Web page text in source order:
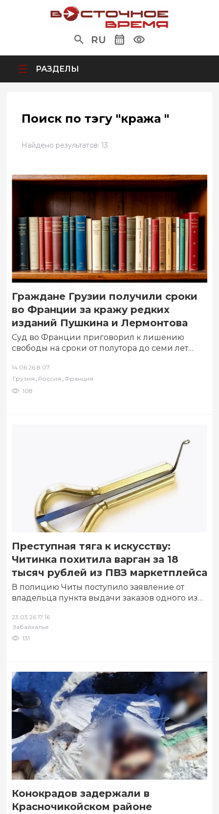
RU
РАЗДЕЛЫ
Поиск по тэгу "кража "
Найдено результатов: 13
Граждане Грузии получили сроки
во Франции за кражу редких
изданий Пушкина и Лермонтова
Суд во Франции приговорил к лишению
свободы на сроки от полутора до семи лет
редкие…
14.06.26 8:07
Грузия , Россия , Франция
108
Преступная тяга к искусству:
Читинка похитила варган за 18
тысяч рублей из ПВЗ маркетплейса
В полицию Читы поступило заявление от
владельца пункта выдачи заказов одного из
стоимостью 18 тысяч…
23.03.26 17:16
Забайкалье
131
Конокрадов задержали в
Красночикойском районе